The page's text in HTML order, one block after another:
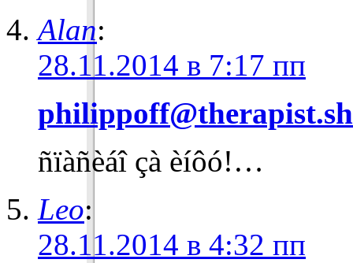
Alan:
28.11.2014 в 7:17 пп
ñïàñèáî çà èíôó!…
Leo:
28.11.2014 в 4:32 пп